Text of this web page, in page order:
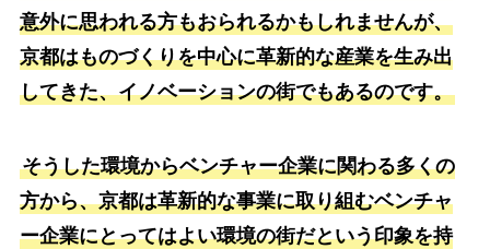
意外に思われる方もおられるかもしれませんが、
京都はものづくりを中心に革新的な産業を生み出
してきた、イノベーションの街でもあるのです。
そうした環境からベンチャー企業に関わる多くの
方から、京都は革新的な事業に取り組むベンチャ
ー企業にとってはよい環境の街だという印象を持